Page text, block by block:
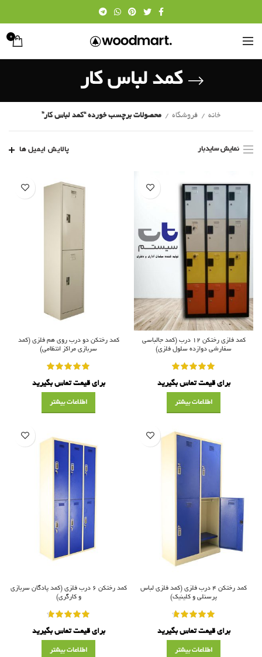
0
کمد لباس کار
خانه فروشگاه محصولات برچسب خورده “کمد لباس کار”
نمایش سایدبار پالایش ایمیل ها
کمد فلزی رختکن ۱۲ درب (کمد جالباسی
سفارشی دوازده سلول فلزی)
برای قیمت تماس بگیرید
اطلاعات بیشتر
کمد رختکن دو درب روی هم فلزی (کمد
سربازی مراکز انتظامی)
برای قیمت تماس بگیرید
اطلاعات بیشتر
کمد رختکن ۴ درب فلزی (کمد فلزی لباس
پرسنلی و کلینیک)
برای قیمت تماس بگیرید
اطلاعات بیشتر
کمد رختکن ۶ درب فلزی (کمد پادگان سربازی
و کارگری)
برای قیمت تماس بگیرید
اطلاعات بیشتر